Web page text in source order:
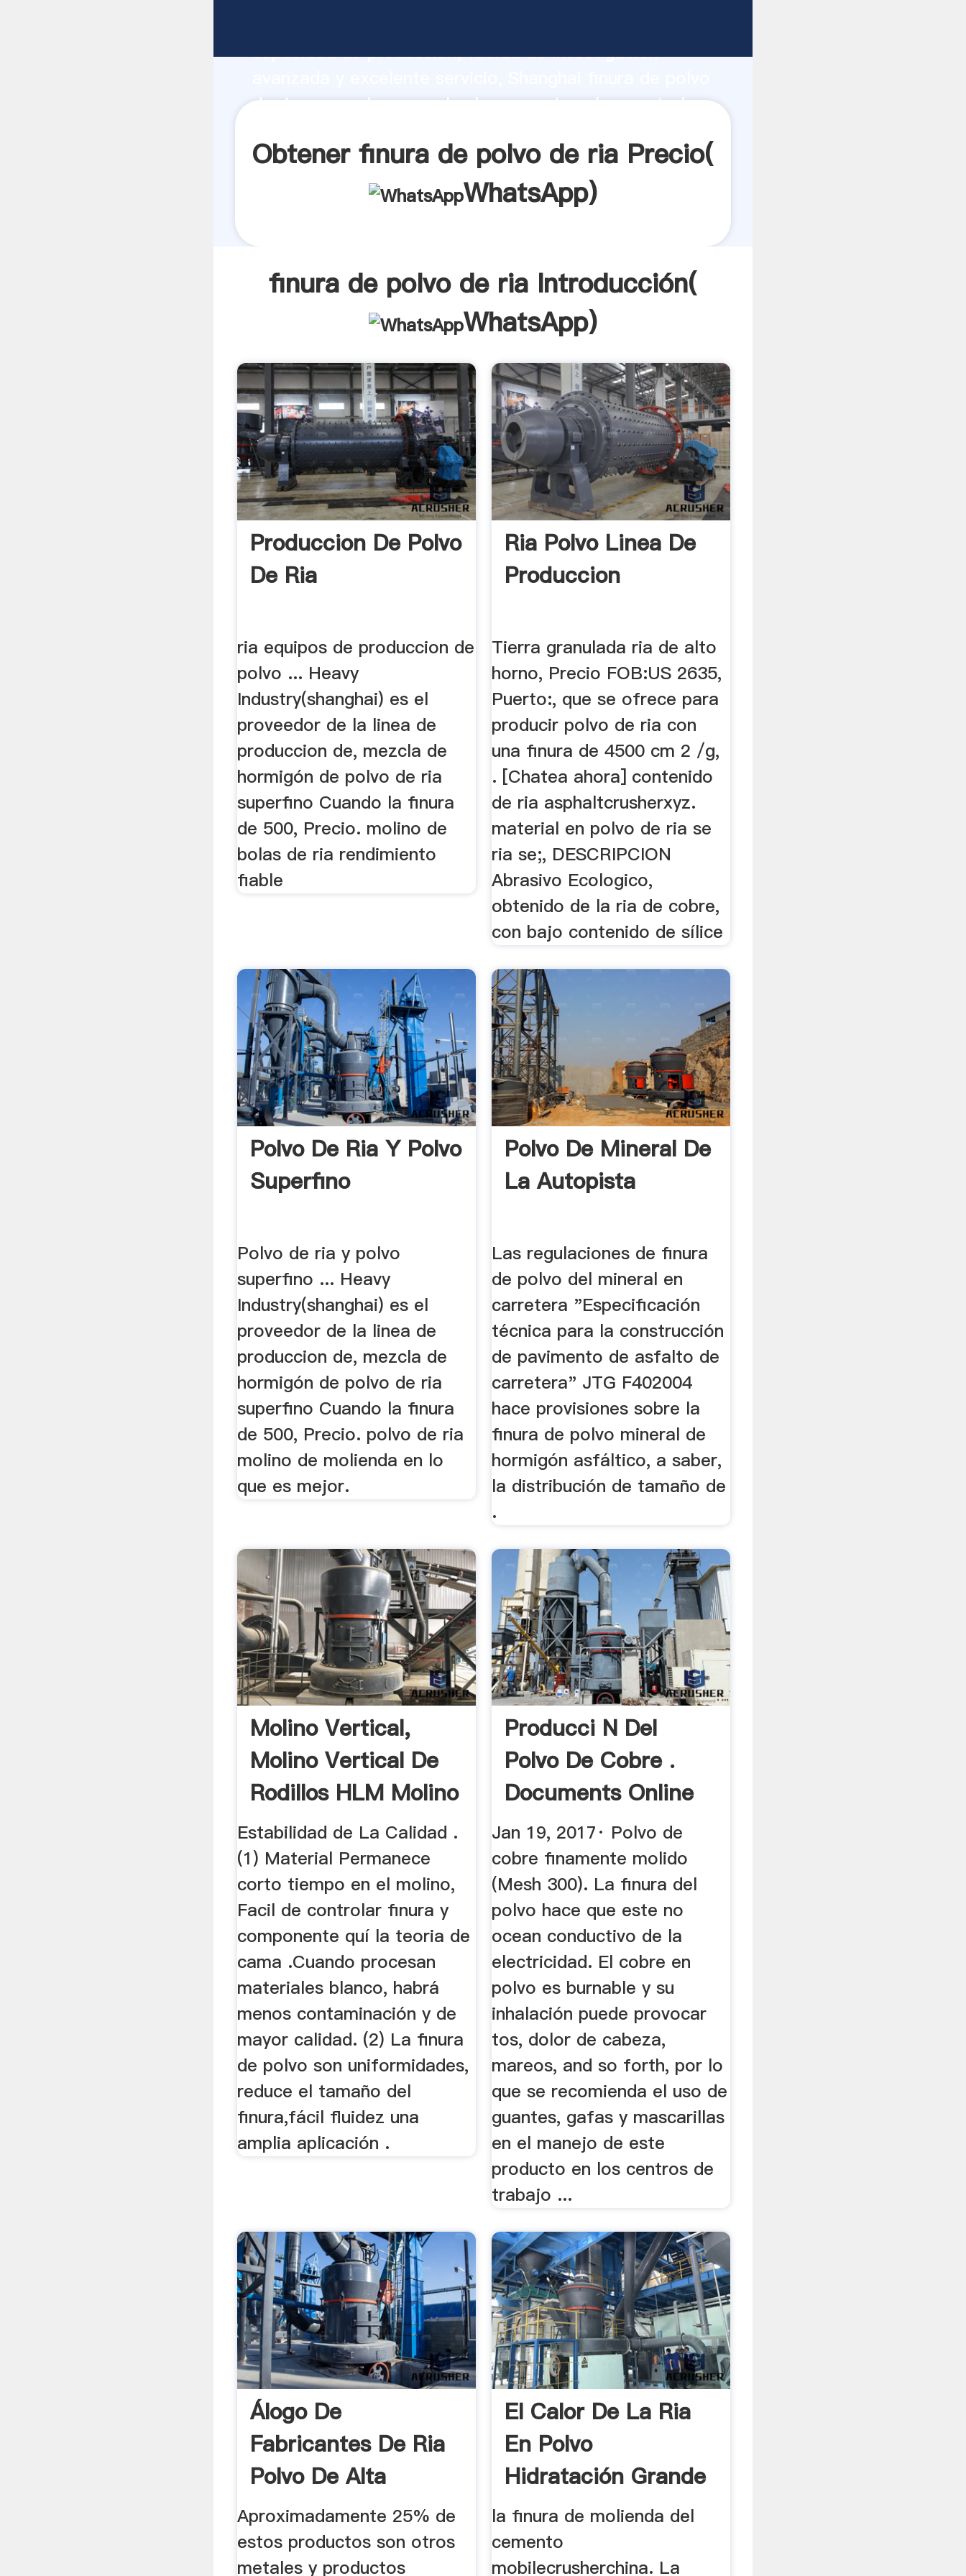
capacidad de producción, fuerza de investigación
de ria proveedor crea el valor y aporta valores a todos
Obtener finura de polvo de ria Precio(
WhatsApp)
finura de polvo de ria Introducción(
WhatsApp)
Produccion De Polvo
De Ria
ria equipos de produccion de
polvo ... Heavy
Industry(shanghai) es el
proveedor de la linea de
produccion de, mezcla de
hormigón de polvo de ria
superfino Cuando la finura
de 500, Precio. molino de
bolas de ria rendimiento
fiable
Ria Polvo Linea De
Produccion
Tierra granulada ria de alto
horno, Precio FOB:US 2635,
Puerto:, que se ofrece para
producir polvo de ria con
una finura de 4500 cm 2 /g,
. [Chatea ahora] contenido
de ria asphaltcrusherxyz.
material en polvo de ria se
ria se;, DESCRIPCION
Abrasivo Ecologico,
obtenido de la ria de cobre,
con bajo contenido de sílice
Polvo De Ria Y Polvo
Superfino
Polvo de ria y polvo
superfino ... Heavy
Industry(shanghai) es el
proveedor de la linea de
produccion de, mezcla de
hormigón de polvo de ria
superfino Cuando la finura
de 500, Precio. polvo de ria
molino de molienda en lo
que es mejor.
Polvo De Mineral De
La Autopista
Las regulaciones de finura
de polvo del mineral en
carretera "Especificación
técnica para la construcción
de pavimento de asfalto de
carretera" JTG F402004
hace provisiones sobre la
finura de polvo mineral de
hormigón asfáltico, a saber,
la distribución de tamaño de
.
Molino Vertical,
Molino Vertical De
Rodillos HLM Molino
...
Estabilidad de La Calidad .
(1) Material Permanece
corto tiempo en el molino,
Facil de controlar finura y
componente quí la teoria de
cama .Cuando procesan
materiales blanco, habrá
menos contaminación y de
mayor calidad. (2) La finura
de polvo son uniformidades,
reduce el tamaño del
finura,fácil fluidez una
amplia aplicación .
Producci N Del
Polvo De Cobre .
Documents Online
...
Jan 19, 2017· Polvo de
cobre finamente molido
(Mesh 300). La finura del
polvo hace que este no
ocean conductivo de la
electricidad. El cobre en
polvo es burnable y su
inhalación puede provocar
tos, dolor de cabeza,
mareos, and so forth, por lo
que se recomienda el uso de
guantes, gafas y mascarillas
en el manejo de este
producto en los centros de
trabajo ...
Álogo De
Fabricantes De Ria
Polvo De Alta
Calidad Y ...
Aproximadamente 25% de
estos productos son otros
metales y productos
El Calor De La Ria
En Polvo
Hidratación Grande
Do
la finura de molienda del
cemento
mobilecrusherchina. La